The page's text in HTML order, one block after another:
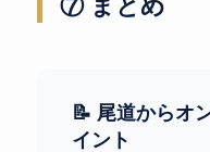
⑦ まとめ
📝 尾道からオ
イント